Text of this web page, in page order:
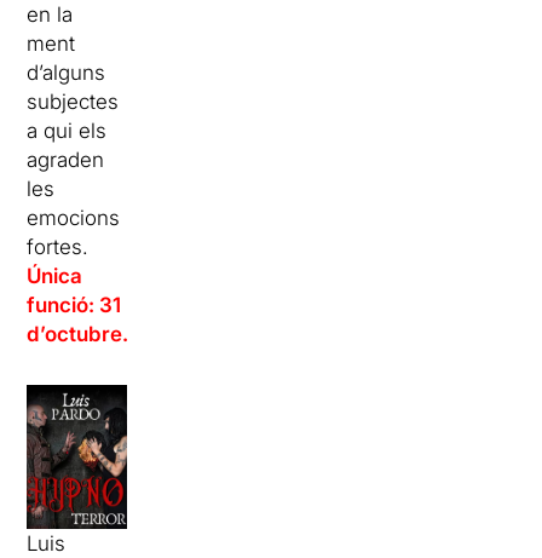
en la
ment
d’alguns
subjectes
a qui els
agraden
les
emocions
fortes.
Única
funció: 31
d’octubre.
Luis